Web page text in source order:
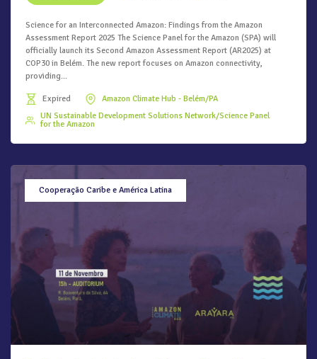
Science for an Interconnected Amazon: Findings from the Amazon
Assessment Report 2025 The Science Panel for the Amazon (SPA) will
officially launch its Second Amazon Assessment Report (AR2025) at
COP30 in Belém. The new report focuses on Amazon connectivity,
providing...
Expired
Amazon Climate Hub - Belém/PA
UN Sustainable Development Solutions Network/Science Panel
for the Amazon
Cooperação Caribe e América Latina